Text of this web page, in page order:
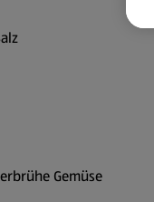
Gemüse